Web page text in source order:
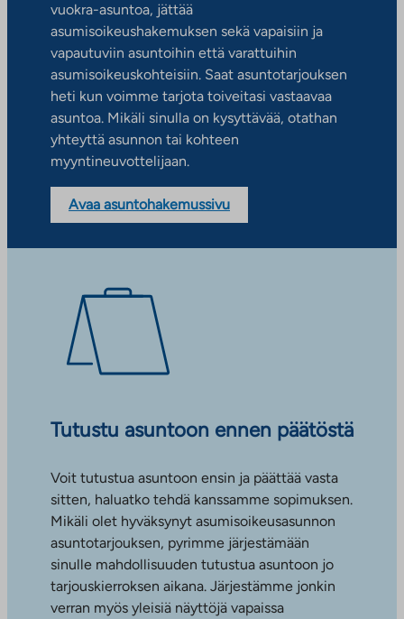
vuokra-asuntoa, jättää
asumisoikeushakemuksen sekä vapaisiin ja
vapautuviin asuntoihin että varattuihin
asumisoikeuskohteisiin. Saat asuntotarjouksen
heti kun voimme tarjota toiveitasi vastaavaa
asuntoa. Mikäli sinulla on kysyttävää, otathan
yhteyttä asunnon tai kohteen
myyntineuvottelijaan.
Avaa asuntohakemussivu
Tutustu asuntoon ennen päätöstä
Voit tutustua asuntoon ensin ja päättää vasta
sitten, haluatko tehdä kanssamme sopimuksen.
Mikäli olet hyväksynyt asumisoikeusasunnon
asuntotarjouksen, pyrimme järjestämään
sinulle mahdollisuuden tutustua asuntoon jo
tarjouskierroksen aikana. Järjestämme jonkin
verran myös yleisiä näyttöjä vapaissa